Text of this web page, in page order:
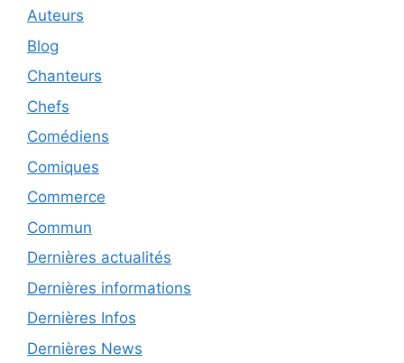
Auteurs
Blog
Chanteurs
Chefs
Comédiens
Comiques
Commerce
Commun
Dernières actualités
Dernières informations
Dernières Infos
Dernières News